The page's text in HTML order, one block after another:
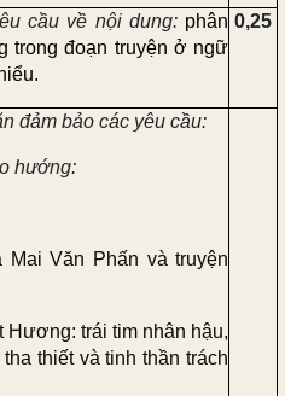
cầu về nội dung: phân
trong đoạn truyện ở ngữ
0,25
đảm bảo các yêu cầu:
hướng:
Mai Văn Phấn và truyện
Hương: trái tim nhân hậu,
thiết và tinh thần trách